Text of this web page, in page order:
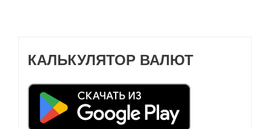
КАЛЬКУЛЯТОР ВАЛЮТ